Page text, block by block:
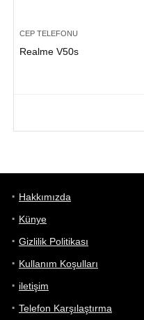
CEP TELEFONU
Realme V50s
Hakkımızda
Künye
Gizlilik Politikası
Kullanım Koşulları
iletişim
Telefon Karşılaştırma